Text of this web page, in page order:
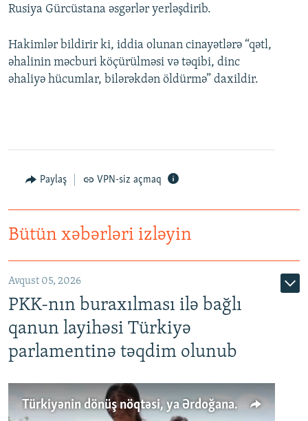
Rusiya Gürcüstana əsgərlər yerləşdirib.
Hakimlər bildirir ki, iddia olunan cinayətlərə “qətl,
əhalinin məcburi köçürülməsi və təqibi, dinc
əhaliyə hücumlar, bilərəkdən öldürmə” daxildir.
Paylaş VPN-siz açmaq
Bütün xəbərləri izləyin
Avqust 05, 2026
PKK-nın buraxılması ilə bağlı
qanun layihəsi Türkiyə
parlamentinə təqdim olunub
Türkiyənin dönüş nöqtəsi, ya Ərdoğana üçüncü şans: PKK ilə qəfil barışıq nə deməkdir?